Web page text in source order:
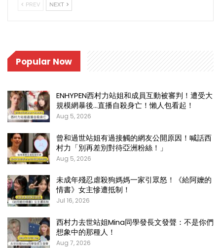
PREV NEXT
Popular Now
ENHYPEN西村力站姐和成員互動被審判！遭受大
規模網暴後…直播自殺身亡！懶人包看起！
Aug 5, 2026
曾和過世站姐有過接觸的網友公開原因！喊話西
村力「別再差別對待亞洲粉絲！」
Aug 5, 2026
未成年殘忍虐殺狗媽媽一家引眾怒！《給阿嬤的
情書》女主慘遭抵制！
Jul 16, 2026
西村力去世站姐Mina同學發長文發聲：不是你們
想象中的那種人！
Aug 7, 2026